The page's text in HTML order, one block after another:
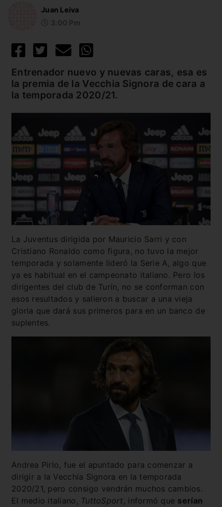
Juan Leiva
Entrenador nuevo y nuevas caras, esa es
la premia de la Vecchia Signora de cara a
la temporada 2020/21.
La Juventus dirigida por Mauricio Sarri y con
Cristiano Ronaldo como figura, no tuvo la mejor
temporada y solamente lideró la Serie A, algo que
ya es habitual en el campeonato italiano. Pero los
dirigentes del club de Turín, no se conforman con
esos resultados y salieron a buscar a una vieja
gloria que dará sus primeros para en un banco de
suplentes.
Andrea Pirlo, fue el apuntado para comenzar a
dirigir a la Vecchia Signora en la temporada
2020/21, pero consigo vendrán muchos cambios.
El medio italiano, TuttoSport , informó que serían